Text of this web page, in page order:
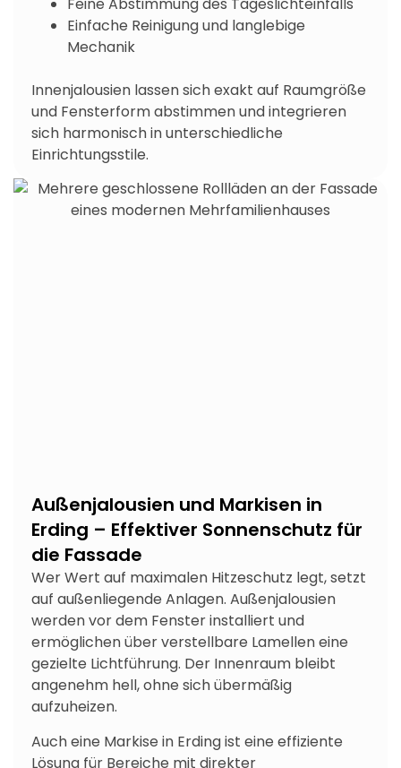
Einfache Reinigung und langlebige
Mechanik
Innenjalousien lassen sich exakt auf Raumgröße
und Fensterform abstimmen und integrieren
sich harmonisch in unterschiedliche
Einrichtungsstile.
Außenjalousien und Markisen in
Erding – Effektiver Sonnenschutz für
die Fassade
Wer Wert auf maximalen Hitzeschutz legt, setzt
auf außenliegende Anlagen. Außenjalousien
werden vor dem Fenster installiert und
ermöglichen über verstellbare Lamellen eine
gezielte Lichtführung. Der Innenraum bleibt
angenehm hell, ohne sich übermäßig
aufzuheizen.
Auch eine Markise in Erdingist eine effiziente
Lösung für Bereiche mit direkter